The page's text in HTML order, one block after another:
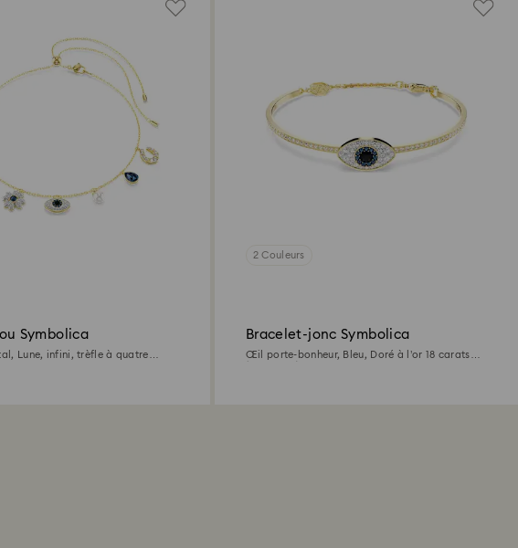
Symbolica
Lune, infini, trèfle à quatre
2 Couleurs
Bracelet-jonc Symbolica
Œil porte-bonheur, Bleu, Doré à l’or 18 carats